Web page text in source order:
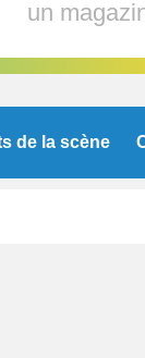
un
de la scène